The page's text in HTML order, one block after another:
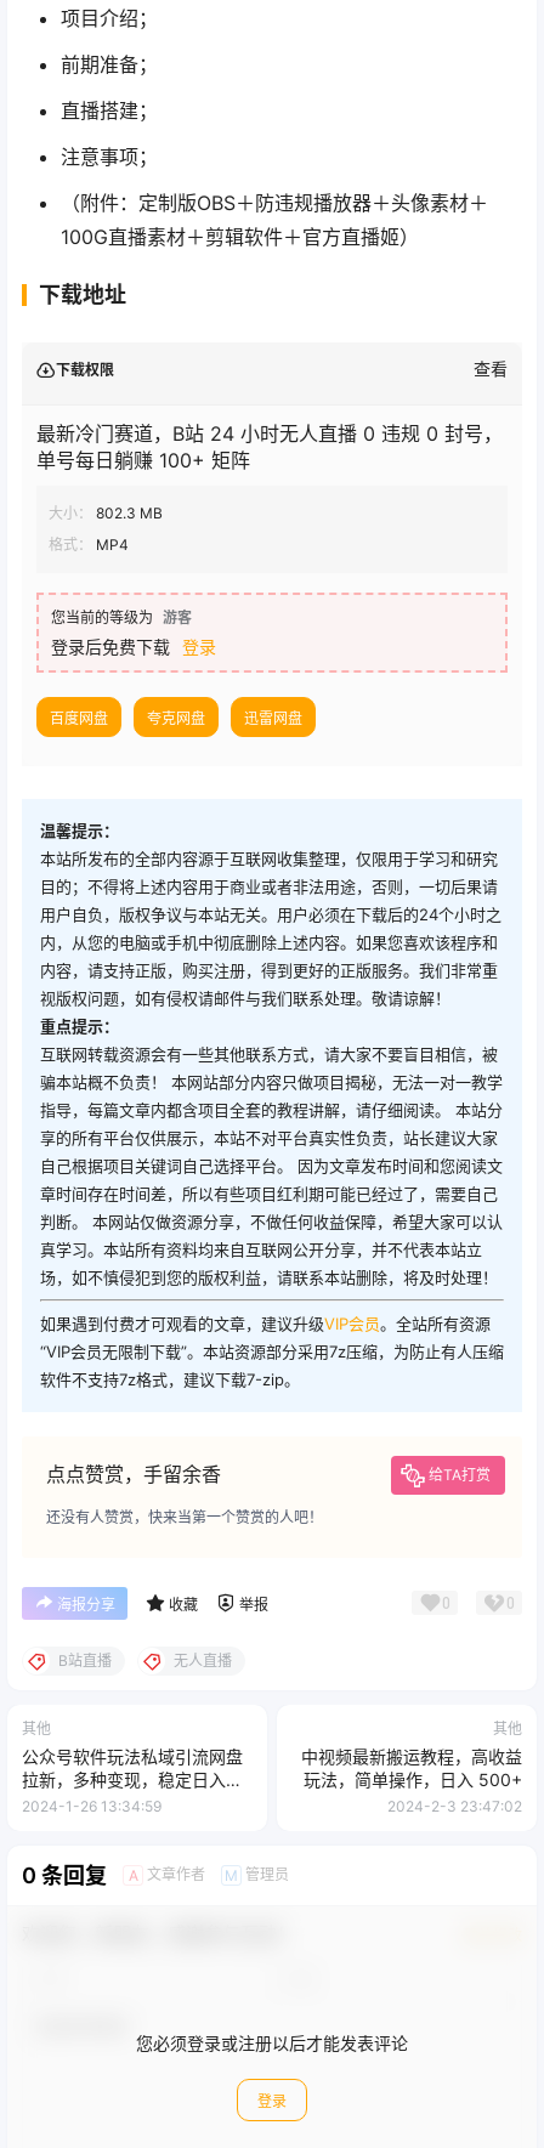
项目介绍；
前期准备；
直播搭建；
注意事项；
（附件：定制版OBS＋防违规播放器＋头像素材＋
100G直播素材＋剪辑软件＋官方直播姬）
下载地址
下载权限 查看
最新冷门赛道，B站 24 小时无人直播 0 违规 0 封号，
单号每日躺赚 100+ 矩阵
大小：
802.3 MB
格式：
MP4
您当前的等级为 游客
登录后免费下载 登录
百度网盘 夸克网盘 迅雷网盘
温馨提示：
本站所发布的全部内容源于互联网收集整理，仅限用于学习和研究
目的；不得将上述内容用于商业或者非法用途，否则，一切后果请
用户自负，版权争议与本站无关。用户必须在下载后的24个小时之
内，从您的电脑或手机中彻底删除上述内容。如果您喜欢该程序和
内容，请支持正版，购买注册，得到更好的正版服务。我们非常重
视版权问题，如有侵权请邮件与我们联系处理。敬请谅解！
重点提示：
互联网转载资源会有一些其他联系方式，请大家不要盲目相信，被
骗本站概不负责！ 本网站部分内容只做项目揭秘，无法一对一教学
指导，每篇文章内都含项目全套的教程讲解，请仔细阅读。 本站分
享的所有平台仅供展示，本站不对平台真实性负责，站长建议大家
自己根据项目关键词自己选择平台。 因为文章发布时间和您阅读文
章时间存在时间差，所以有些项目红利期可能已经过了，需要自己
判断。 本网站仅做资源分享，不做任何收益保障，希望大家可以认
真学习。本站所有资料均来自互联网公开分享，并不代表本站立
场，如不慎侵犯到您的版权利益，请联系本站删除，将及时处理！
如果遇到付费才可观看的文章，建议升级VIP会员。全站所有资源
“VIP会员无限制下载”。本站资源部分采用7z压缩，为防止有人压缩
软件不支持7z格式，建议下载7-zip。
点点赞赏，手留余香 给TA打赏
还没有人赞赏，快来当第一个赞赏的人吧！
海报分享 收藏 举报 0 0
B站直播 无人直播
其他
公众号软件玩法私域引流网盘
拉新，多种变现，稳定日入
1000（揭秘）
2024-1-26 13:34:59
其他
中视频最新搬运教程，高收益
玩法，简单操作，日入 500+
2024-2-3 23:47:02
0 条回复 A 文章作者 M 管理员
您必须登录或注册以后才能发表评论
登录